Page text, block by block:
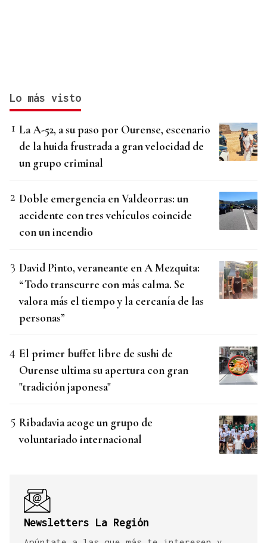
Lo más visto
La A-52, a su paso por Ourense, escenario
de la huida frustrada a gran velocidad de
un grupo criminal
Doble emergencia en Valdeorras: un
accidente con tres vehículos coincide
con un incendio
David Pinto, veraneante en A Mezquita:
“Todo transcurre con más calma. Se
valora más el tiempo y la cercanía de las
personas”
El primer buffet libre de sushi de
Ourense ultima su apertura con gran
"tradición japonesa"
Ribadavia acoge un grupo de
voluntariado internacional
Newsletters La Región